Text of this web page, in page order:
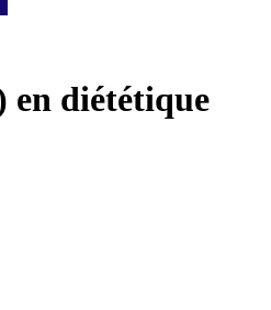
en diététique